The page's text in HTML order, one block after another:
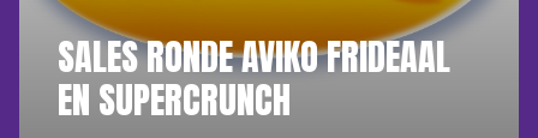
SALES RONDE AVIKO FRIDEAAL
EN SUPERCRUNCH